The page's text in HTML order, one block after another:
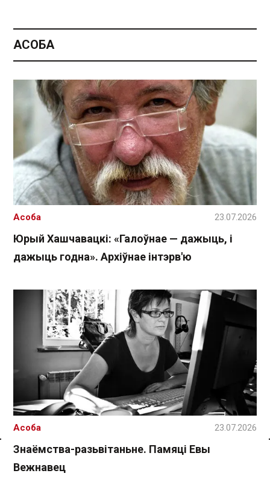
Спасылка без VPN
АСОБА
Юрый Хашчавацкі: «Галоўнае — дажыць, і
дажыць годна». Архіўнае інтэрв'ю
Асоба 23.07.2026
Знаёмства-разьвітаньне. Памяці Евы
Вежнавец
Асоба 23.07.2026